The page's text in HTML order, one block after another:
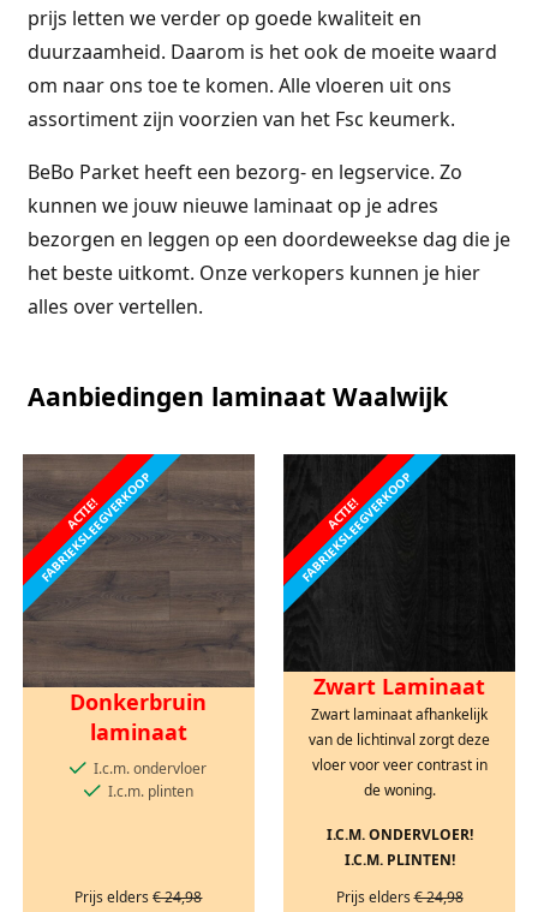
prijs letten we verder op goede kwaliteit en
duurzaamheid. Daarom is het ook de moeite waard
om naar ons toe te komen. Alle vloeren uit ons
assortiment zijn voorzien van het Fsc keumerk.
BeBo Parket heeft een bezorg- en legservice. Zo
kunnen we jouw nieuwe laminaat op je adres
bezorgen en leggen op een doordeweekse dag die je
het beste uitkomt. Onze verkopers kunnen je hier
alles over vertellen.
Aanbiedingen laminaat Waalwijk
ACTIE!
FABRIEKSLEEGVERKOOP
Donkerbruin
laminaat
I.c.m. ondervloer
I.c.m. plinten
Prijs elders€ 24,98
ACTIE!
FABRIEKSLEEGVERKOOP
Zwart Laminaat
Zwart laminaat afhankelijk
van de lichtinval zorgt deze
vloer voor veer contrast in
de woning.
I.C.M. ONDERVLOER!
I.C.M. PLINTEN!
Prijs elders€ 24,98